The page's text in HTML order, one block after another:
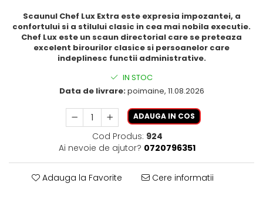
Scaunul Chef Lux Extra este expresia impozantei, a
confortului si a stilului clasic in cea mai nobila executie.
Chef Lux este un scaun directorial care se preteaza
excelent birourilor clasice si persoanelor care
indeplinesc functii administrative.
IN STOC
Data de livrare:poimaine, 11.08.2026
ADAUGA IN COS
Cod Produs: 924
Ai nevoie de ajutor? 0720796351
Adauga la Favorite Cere informatii